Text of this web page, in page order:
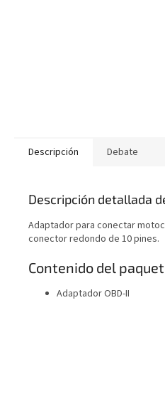
Descripción Debate
Descripción detallada
Adaptador para conectar
conector redondo de 10 pines.
Contenido del
Adaptador OBD-II